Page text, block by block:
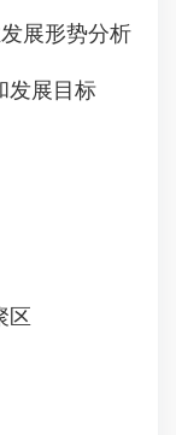
展形势分析
展目标